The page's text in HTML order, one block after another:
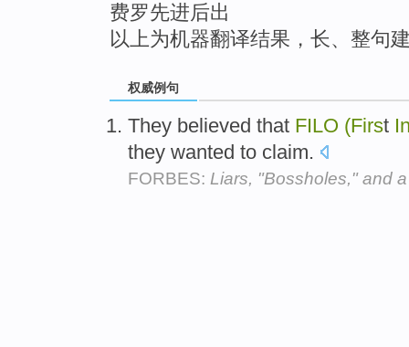
费罗先进后出
以上为机器翻译结果，长、整句
权威例句
They believed that FILO (First
they wanted to claim.
FORBES: Liars, "Bossholes," and